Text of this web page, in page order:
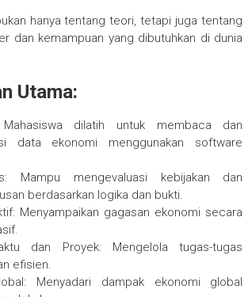
hanya tentang teori, tetapi juga tentang
dan kemampuan yang dibutuhkan di dunia
Utama:
dilatih untuk membaca dan
data ekonomi menggunakan software
Mampu mengevaluasi kebijakan dan
berdasarkan logika dan bukti.
Menyampaikan gagasan ekonomi secara
dan Proyek: Mengelola tugas-tugas
efisien.
Menyadari dampak ekonomi global